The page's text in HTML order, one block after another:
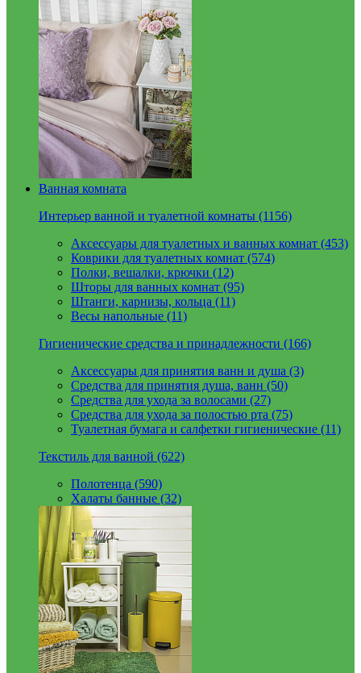
Ванная комната
Интерьер ванной и туалетной комнаты (1156)
Аксессуары для туалетных и ванных комнат (453)
Коврики для туалетных комнат (574)
Полки, вешалки, крючки (12)
Шторы для ванных комнат (95)
Штанги, карнизы, кольца (11)
Весы напольные (11)
Гигиенические средства и принадлежности (166)
Аксессуары для принятия ванн и душа (3)
Средства для принятия душа, ванн (50)
Средства для ухода за волосами (27)
Средства для ухода за полостью рта (75)
Туалетная бумага и салфетки гигиенические (11)
Текстиль для ванной (622)
Полотенца (590)
Халаты банные (32)